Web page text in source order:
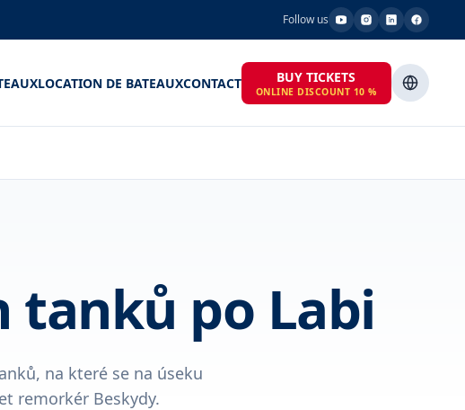
Follow us
LOCATION DE BATEAUXCONTACT BUY TICKETS
ONLINE DISCOUNT 10 %
tanků po Labi
na které se na úseku
remorkér Beskydy.